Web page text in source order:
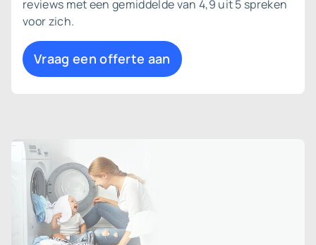
reviews met een gemiddelde van 4,9 uit 5 spreken
voor zich.
Vraag een offerte aan